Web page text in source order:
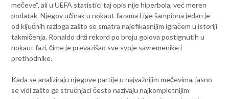
mečeve“, ali u UEFA statistici taj opis nije hiperbola, već meren
podatak. Njegov učinak u nokaut fazama Lige šampiona jedan je
od ključnih razloga zašto se smatra najefikasnijim igračem u istoriji
takmičenja. Ronaldo drži rekord po broju golova postignutih u
nokaut fazi, čime je prevazišao sve svoje savremenike i
prethodnike.
Kada se analiziraju njegove partije u najvažnijim mečevima, jasno
se vidi zašto ga stručnjaci često nazivaju najkompletnijim